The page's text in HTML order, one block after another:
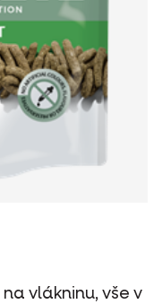
vlákninu, vše v